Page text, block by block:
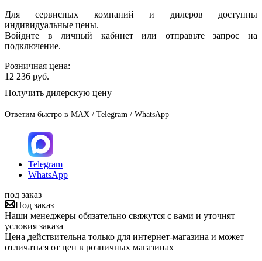
Для сервисных компаний и дилеров доступны
индивидуальные цены.
Войдите в личный кабинет или отправьте запрос на
подключение.
Розничная цена:
12 236 руб.
Получить дилерскую цену
Ответим быстро в MAX / Telegram / WhatsApp
Telegram
WhatsApp
под заказ
Под заказ
Наши менеджеры обязательно свяжутся с вами и уточнят
условия заказа
Цена действительна только для интернет-магазина и может
отличаться от цен в розничных магазинах